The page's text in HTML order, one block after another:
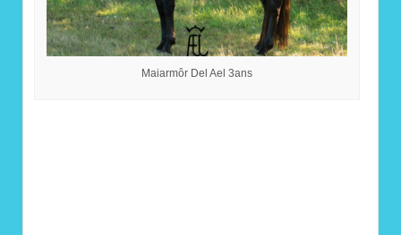
Maiarmôr Del Ael 3ans